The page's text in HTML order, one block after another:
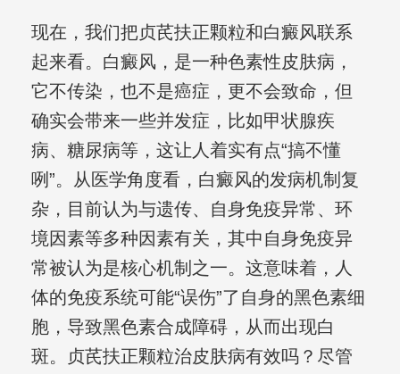
现在，我们把贞芪扶正颗粒和白癜风联系
起来看。白癜风，是一种色素性皮肤病，
它不传染，也不是癌症，更不会致命，但
确实会带来一些并发症，比如甲状腺疾
病、糖尿病等，这让人着实有点“搞不懂
咧”。从医学角度看，白癜风的发病机制复
杂，目前认为与遗传、自身免疫异常、环
境因素等多种因素有关，其中自身免疫异
常被认为是核心机制之一。这意味着，人
体的免疫系统可能“误伤”了自身的黑色素细
胞，导致黑色素合成障碍，从而出现白
斑。贞芪扶正颗粒治皮肤病有效吗？尽管